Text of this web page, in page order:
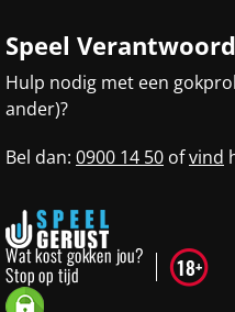
Speel Verantwoord
Hulp nodig met een
ander)?
Bel dan: 0900 14 50 ofvind